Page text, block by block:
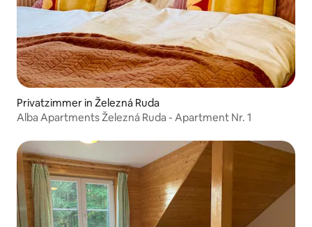
Privatzimmer in Železná Ruda
Alba Apartments Železná Ruda - Apartment Nr. 1